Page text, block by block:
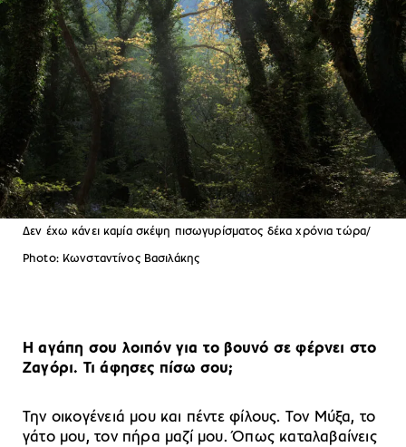
Δεν έχω κάνει καμία σκέψη πισωγυρίσματος δέκα χρόνια τώρα/
Photo: Κωνσταντίνος Βασιλάκης
Η αγάπη σου λοιπόν για το βουνό σε φέρνει στο
Ζαγόρι. Τι άφησες πίσω σου;
Την οικογένειά μου και πέντε φίλους. Τον Μύξα, το
γάτο μου, τον πήρα μαζί μου. Όπως καταλαβαίνεις